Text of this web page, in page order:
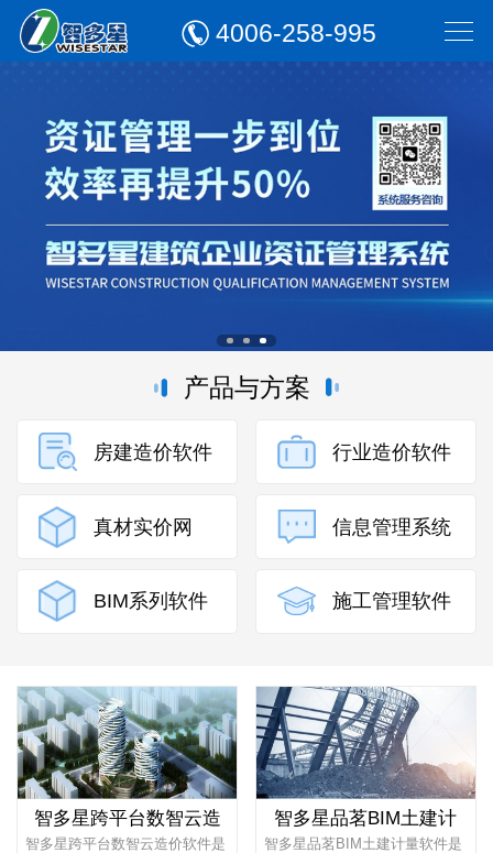
4006-258-995
产品与方案
房建造价软件 行业造价软件
真材实价网 信息管理系统
BIM系列软件 施工管理软件
智多星跨平台数智云造
智多星跨平台数智云造价软件是
智多星品茗BIM土建计
智多星品茗BIM土建计量软件是